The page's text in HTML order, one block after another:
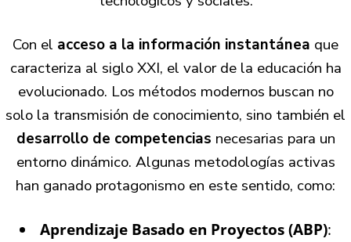
Con el acceso a la información instantánea que
caracteriza al siglo XXI, el valor de la educación ha
evolucionado. Los métodos modernos buscan no
solo la transmisión de conocimiento, sino también el
desarrollo de competencias necesarias para un
entorno dinámico. Algunas metodologías activas
han ganado protagonismo en este sentido, como:
Aprendizaje Basado en Proyectos (ABP):